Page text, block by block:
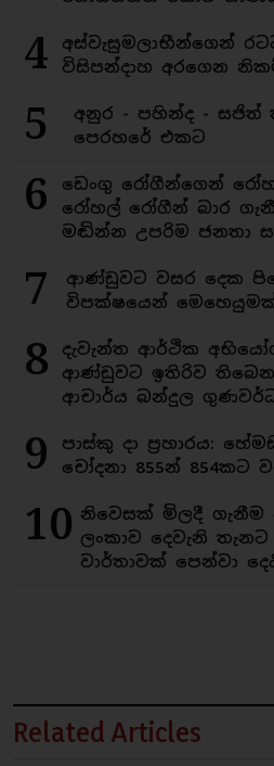
4
අස්වැසුමලාභීන්ගෙන්
විසිපන්දාහ අරගෙන
5
අනුර - පහින්ද - සජිත්
පෙරහරේ එකට
6
ඩෙංගු රෝගීන්ගෙන්
රෝහල් රෝගීන් බාර
මඬින්න උපරිම ජනතා
7
ආණ්ඩුවට වසර දෙක
විපක්ෂයෙන්
8
දැවැන්ත ආර්ථික
ආණ්ඩුවට ඉතිරිව
ආචාර්ය බන්දුල
9
පාස්කු දා ප්‍රහාරය:
චෝදනා 855න් 854කට
10 නිවෙසක් මිලදී ගැනීම
ලංකාව දෙවැනි තැනට
වාර්තාවක් පෙන්වා
Related Articles